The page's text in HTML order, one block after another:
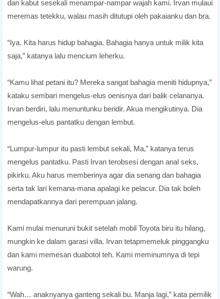
dan kabut sesekali menampar-nampar wajah kami. Irvan mulaui
meremas tetekku, walau masih ditutupi oleh pakaianku dan bra.
“Iya. Kita harus hidup bahagia. Bahagia hanya untuk milik kita
saja,” katanya lalu mencium leherku.
“Kamu lihat petani itu? Mereka sangat bahagia meniti hidupnya,”
kataku sembari mengelus-elus oenisnya dari balik celananya.
Irvan berdiri, lalu menuntunku beridir. Akua mengikutinya. Dia
mengelus-elus pantatku dengan lembut.
“Lumpur-lumpur itu pasti lembut sekali, Ma,” katanya terus
mengelus pantatku. Pasti Irvan terobsesi dengan anal seks,
pikirku. Aku harus memberinya agar dia senang dan bahagia
serta tak lari kemana-mana apalagi ke pelacur. Dia tak boleh
mendapatkannya dari perempuan jalang.
Kami mulai menuruni bukit setelah mobil Toyota biru itu hilang,
mungkin ke dalam garasi villa. Irvan tetapmemeluk pinggangku
dan kami memesan duabotol teh. Kami meminumnya di tepi
warung.
“Wah… anaknyanya ganteng sekali bu. Manja lagi,” kata pemilik